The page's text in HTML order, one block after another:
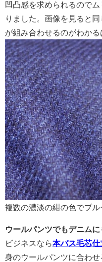
凹凸感を求められるので
りました。画像を見ると
が組み合わせるのがわかる
複数の濃淡の紺の色でブル
ウールパンツでもデニムに
ビジネスなら本バス毛芯仕
身のウールパンツに合わ